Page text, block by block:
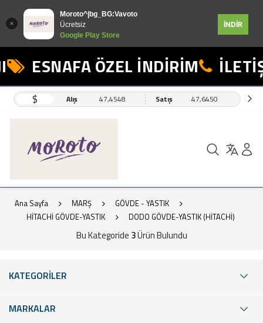
Moroto^|bg_BG:Vavoto
Ücretsiz
Google Play Store
İNDİR
ESNAFA ÖZEL İNDİRİM
$ Alış 47,4548 Satış 47,6450
Ana Sayfa MARŞ
GÖVDE - YASTIK
HİTACHİ GÖVDE-YASTIK
DODO GÖVDE-YASTIK (HİTACHİ)
Bu Kategoride 3Ürün Bulundu
KATEGORİLER
MARKALAR